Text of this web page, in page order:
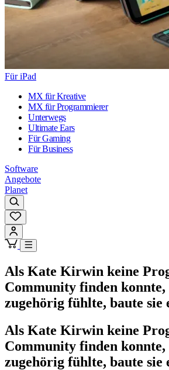
Für iPad
MX für Kreative
MX für Programmierer
Unterwegs
Ultimate Ears
Für Gaming
Für Business
Software
Angebote
Planet
Als Kate Kirwin keine
Community finden konnte,
zugehörig fühlte, baute sie
Als Kate Kirwin keine
Community finden konnte,
zugehörig fühlte, baute sie